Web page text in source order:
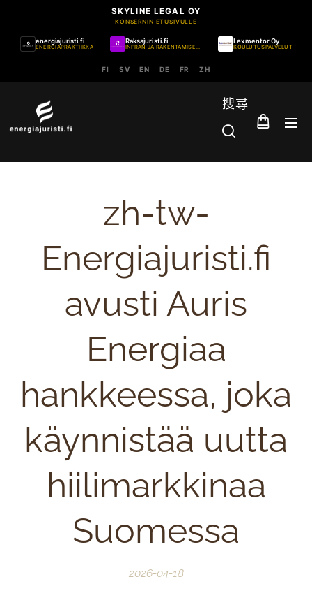
SKYLINE LEGAL OY
KONSERNIN ETUSIVULLE
energiajuristi.fi
ENERGIAPRAKTIIKKA
Raksajuristi.fi
INFRAN JA RAKENTAMISEN PRAKTIIKKA
Lexmentor Oy
KOULUTUSPALVELUT
FI SV EN DE FR ZH
搜尋
zh-tw-
Energiajuristi.fi
avusti Auris
Energiaa
hankkeessa, joka
käynnistää uutta
hiilimarkkinaa
Suomessa
2026-04-18